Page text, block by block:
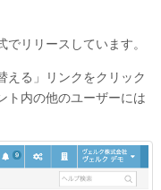
リリースしています。
える」リンクをクリック
ト内の他のユーザーには